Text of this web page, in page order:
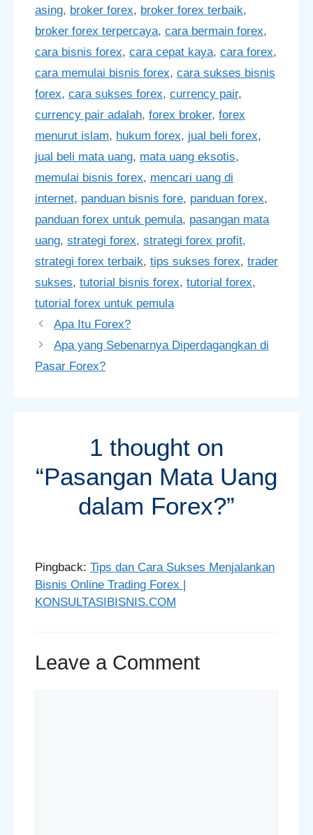
asing, broker forex, broker forex terbaik,
broker forex terpercaya, cara bermain forex,
cara bisnis forex, cara cepat kaya, cara forex,
cara memulai bisnis forex, cara sukses bisnis
forex, cara sukses forex, currency pair,
currency pair adalah, forex broker, forex
menurut islam, hukum forex, jual beli forex,
jual beli mata uang, mata uang eksotis,
memulai bisnis forex, mencari uang di
internet, panduan bisnis fore, panduan forex,
panduan forex untuk pemula, pasangan mata
uang, strategi forex, strategi forex profit,
strategi forex terbaik, tips sukses forex, trader
sukses, tutorial bisnis forex, tutorial forex,
tutorial forex untuk pemula
Apa Itu Forex?
Apa yang Sebenarnya Diperdagangkan di
Pasar Forex?
1 thought on
“Pasangan Mata Uang
dalam Forex?”
Pingback: Tips dan Cara Sukses Menjalankan
Bisnis Online Trading Forex |
KONSULTASIBISNIS.COM
Leave a Comment